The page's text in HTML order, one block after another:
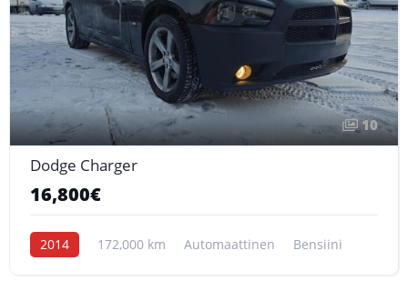
10
Dodge Charger
16,800€
2014 172,000 km Automaattinen Bensiini